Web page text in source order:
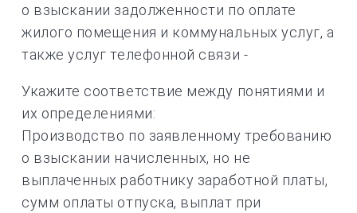
о взыскании задолженности по оплате
жилого помещения и коммунальных услуг, а
также услуг телефонной связи -
Укажите соответствие между понятиями и
их определениями:
Производство по заявленному требованию
о взыскании начисленных, но не
выплаченных работнику заработной платы,
сумм оплаты отпуска, выплат при